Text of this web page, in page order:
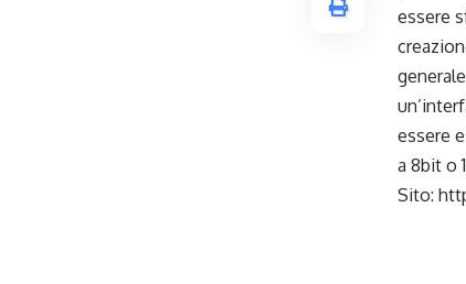
essere
essere
a 8bit o
Sito: